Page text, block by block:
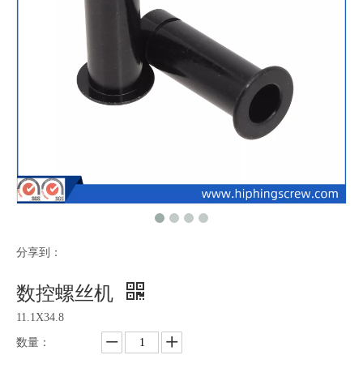
分享到：
数控螺丝机
11.1X34.8
数量：